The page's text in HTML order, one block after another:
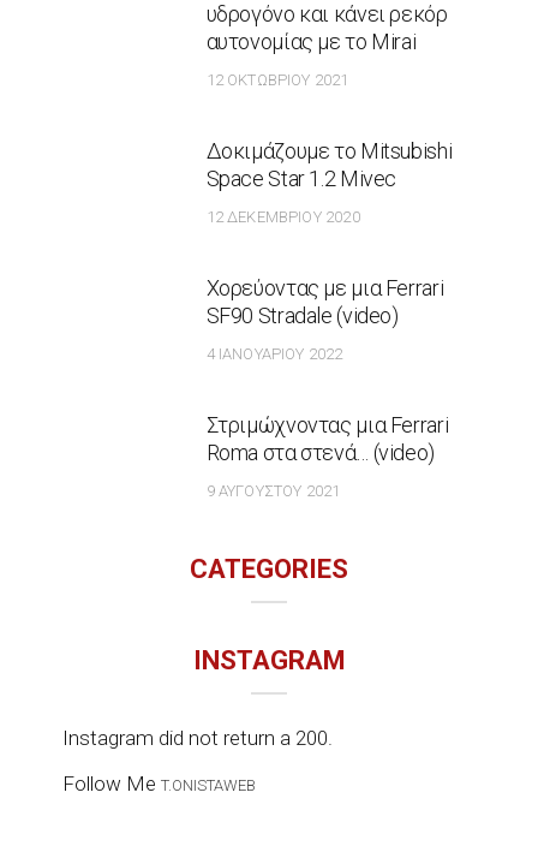
υδρογόνο και κάνει ρεκόρ
αυτονομίας με το Mirai
12 ΟΚΤΩΒΡΊΟΥ 2021
Δοκιμάζουμε το Mitsubishi
Space Star 1.2 Mivec
12 ΔΕΚΕΜΒΡΊΟΥ 2020
Χορεύοντας με μια Ferrari
SF90 Stradale (video)
4 ΙΑΝΟΥΑΡΊΟΥ 2022
Στριμώχνοντας μια Ferrari
Roma στα στενά… (video)
9 ΑΥΓΟΎΣΤΟΥ 2021
CATEGORIES
INSTAGRAM
Instagram did not return a 200.
Follow Me T.ONISTAWEB